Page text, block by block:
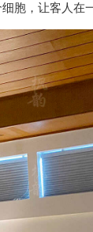
胞，让客人在